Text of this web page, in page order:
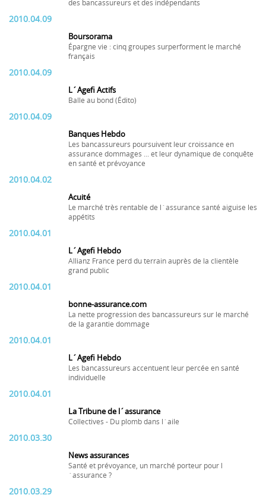
des bancassureurs et des indépendants
2010.04.09
Boursorama
Épargne vie : cinq groupes surperforment le marché
français
2010.04.09
L´Agefi Actifs
Balle au bond (Édito)
2010.04.09
Banques Hebdo
Les bancassureurs poursuivent leur croissance en
assurance dommages ... et leur dynamique de conquête
en santé et prévoyance
2010.04.02
Acuité
Le marché très rentable de l´assurance santé aiguise les
appétits
2010.04.01
L´Agefi Hebdo
Allianz France perd du terrain auprès de la clientèle
grand public
2010.04.01
bonne-assurance.com
La nette progression des bancassureurs sur le marché
de la garantie dommage
2010.04.01
L´Agefi Hebdo
Les bancassureurs accentuent leur percée en santé
individuelle
2010.04.01
La Tribune de l´assurance
Collectives - Du plomb dans l´aile
2010.03.30
News assurances
Santé et prévoyance, un marché porteur pour l
´assurance ?
2010.03.29